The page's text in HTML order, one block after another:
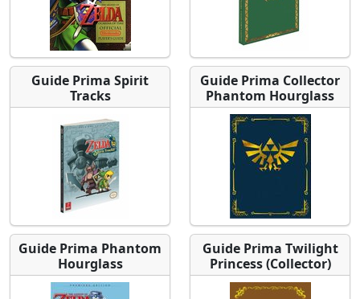
Guide Prima Spirit
Tracks
Guide Prima Collector
Phantom Hourglass
Guide Prima Phantom
Hourglass
Guide Prima Twilight
Princess (Collector)